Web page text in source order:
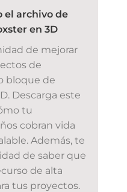
el archivo de
en 3D
de mejorar
de
bloque de
Descarga este
tu
cobran vida
Además, te
de saber que
de alta
tus proyectos.